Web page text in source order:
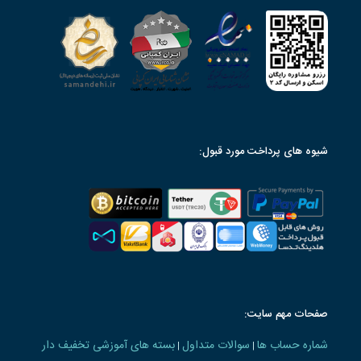
شیوه های پرداخت مورد قبول:
صفحات مهم سایت:
شماره حساب ها | سوالات متداول | بسته های آموزشی تخفیف دار